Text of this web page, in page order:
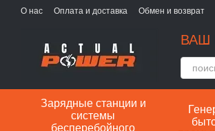
Перейти к основному контенту
О нас Оплата и доставка Обмен и возврат
ВАШ
Зарядные станции и
системы
бесперебойного